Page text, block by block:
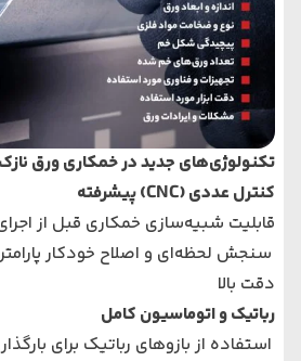
تکنولوژی‌های جدید در خمکاری ورق نازک
کنترل عددی (CNC) پیشرفته
قابلیت شبیه‌سازی خمکاری قبل از
سنجش لحظه‌ای و اصلاح خودکار
دقت بالا
رباتیک و اتوماسیون کامل
استفاده از بازوهای رباتیک برای